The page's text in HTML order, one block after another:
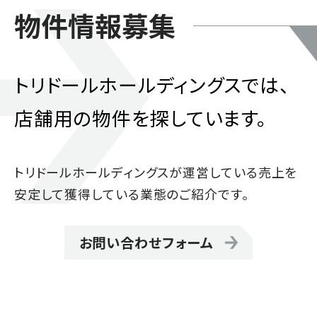
物件情報募集
トリドールホールディングスでは、
店舗用の物件を探しています。
トリドールホールディングスが運営している売上を
安定して獲得している業態のご紹介です。
お問い合わせフォーム